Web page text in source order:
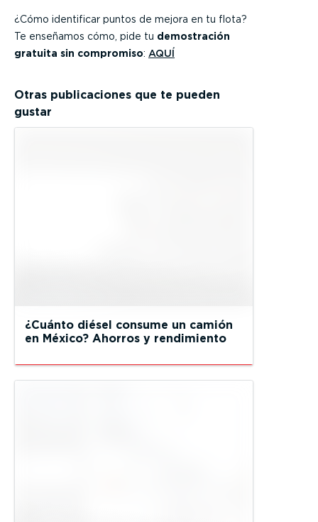
¿Cómo identificar puntos de mejora en tu flota?
Te enseñamos cómo, pide tu demostración
gratuita sin compromiso: AQUÍ
Otras publicaciones que te pueden
gustar
¿Cuánto diésel consume un camión
en México? Ahorros y rendimiento